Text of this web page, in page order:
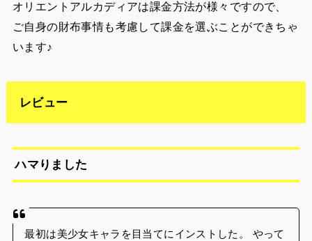
オリエントアルカディアは課金方法が様々ですので、
ご自身の財布事情も考慮して課金を選ぶことができちゃ
います♪
レビュー
ハマりました
最初は美少女キャラを目当てにインストした。 やって